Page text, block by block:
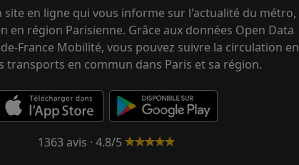
site en ligne qui vous informe sur l'actualité du métro,
en région Parisienne. Grâce aux données Open Data
France Mobilité, vous pouvez suivre la circulation en
transports en commun dans Paris et sa région.
1363 avis · 4.8/5